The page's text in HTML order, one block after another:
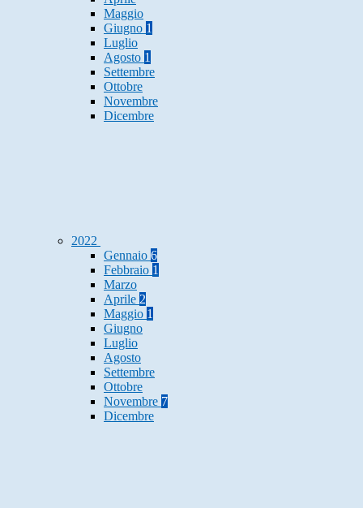
Maggio
Giugno 1
Luglio
Agosto 1
Settembre
Ottobre
Novembre
Dicembre
2022
Gennaio 6
Febbraio 1
Marzo
Aprile 2
Maggio 1
Giugno
Luglio
Agosto
Settembre
Ottobre
Novembre 7
Dicembre